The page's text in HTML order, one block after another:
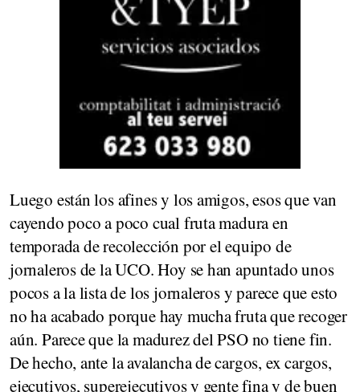
Luego están los afines y los amigos, esos que van
cayendo poco a poco cual fruta madura en
temporada de recolección por el equipo de
jornaleros de la UCO. Hoy se han apuntado unos
pocos a la lista de los jornaleros y parece que esto
no ha acabado porque hay mucha fruta que recoger
aún. Parece que la madurez del PSO no tiene fin.
De hecho, ante la avalancha de cargos, ex cargos,
ejecutivos, superejecutivos y gente fina y de buen